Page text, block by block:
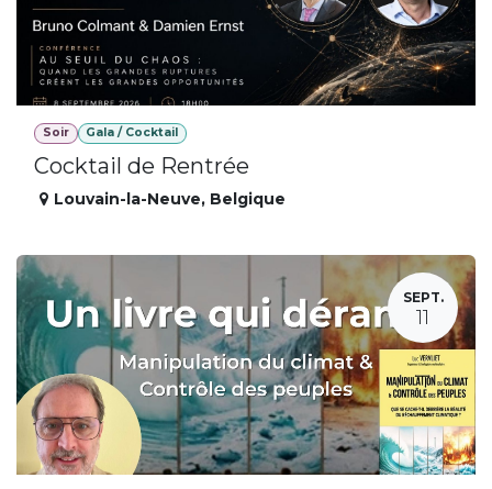
Soir Gala / Cocktail
Cocktail de Rentrée
Louvain-la-Neuve, Belgique
SEPT.
11